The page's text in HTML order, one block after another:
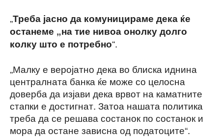
„Треба јасно да комуницираме дека ќе
останеме „на тие нивоа онолку долго
колку што е потребно“.
„Малку е веројатно дека во блиска иднина
централната банка ќе може со целосна
доверба да изјави дека врвот на каматните
стапки е достигнат. Затоа нашата политика
треба да се решава состанок по состанок и
мора да остане зависна од податоците“.